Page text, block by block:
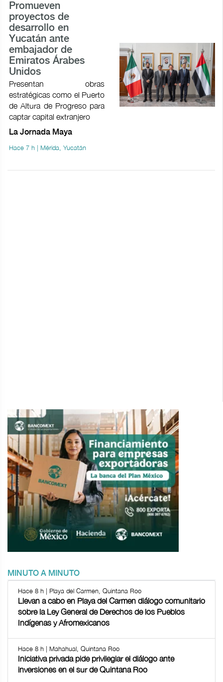
Promueven
proyectos de
desarrollo en
Yucatán ante
embajador de
Emiratos Árabes
Unidos
Presentan obras
estratégicas como el Puerto
de Altura de Progreso para
captar capital extranjero
La Jornada Maya
Hace 7 h | Mérida, Yucatán
MINUTO A MINUTO
Hace 8 h | Playa del Carmen, Quintana Roo
Llevan a cabo en Playa del Carmen diálogo comunitario
sobre la Ley General de Derechos de los Pueblos
Indígenas y Afromexicanos
Hace 8 h | Mahahual, Quintana Roo
Iniciativa privada pide privilegiar el diálogo ante
inversiones en el sur de Quintana Roo